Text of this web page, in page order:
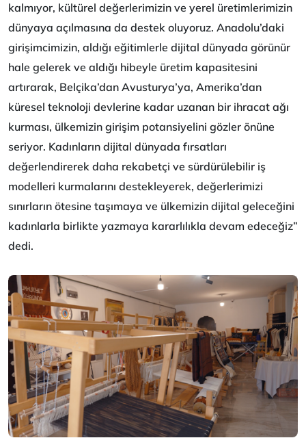
kalmıyor, kültürel değerlerimizin ve yerel üretimlerimizin
dünyaya açılmasına da destek oluyoruz. Anadolu’daki
girişimcimizin, aldığı eğitimlerle dijital dünyada görünür
hale gelerek ve aldığı hibeyle üretim kapasitesini
artırarak, Belçika’dan Avusturya’ya, Amerika’dan
küresel teknoloji devlerine kadar uzanan bir ihracat ağı
kurması, ülkemizin girişim potansiyelini gözler önüne
seriyor. Kadınların dijital dünyada fırsatları
değerlendirerek daha rekabetçi ve sürdürülebilir iş
modelleri kurmalarını destekleyerek, değerlerimizi
sınırların ötesine taşımaya ve ülkemizin dijital geleceğini
kadınlarla birlikte yazmaya kararlılıkla devam edeceğiz”
dedi.